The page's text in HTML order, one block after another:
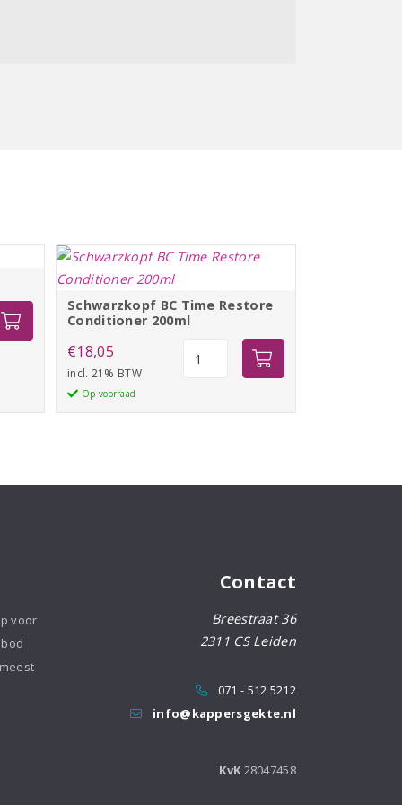
Schwarzkopf BC Time Restore
Conditioner 200ml
€18,05
incl. 21% BTW
Op voorraad
Schwarzkopf
Restore
aantal
voor
Contact
Breestraat 36
2311 CS Leiden
071 - 512 5212
info@kappersgekte.nl
KvK 28047458